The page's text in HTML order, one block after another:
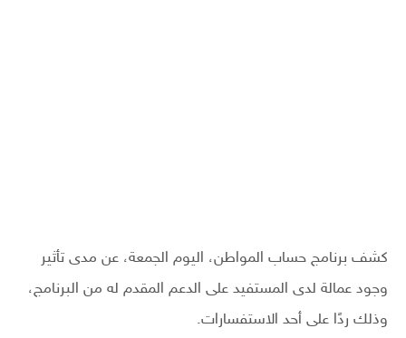
كشف برنامج حساب المواطن، اليوم الجمعة، عن مدى تأثير
وجود عمالة لدى المستفيد على الدعم المقدم له من البرنامج،
وذلك ردًا على أحد الاستفسارات.